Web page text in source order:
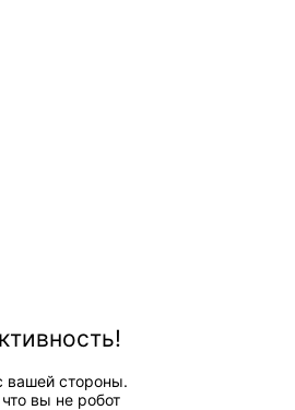
вашей стороны.
вы не робот